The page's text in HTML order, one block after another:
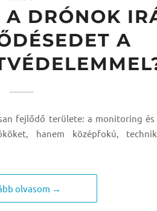
A DRÓNOK
A
fejlődő területe: a monitoring
hanem középfokú,
olvasom →